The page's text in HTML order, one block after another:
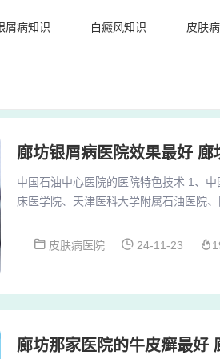
屑病知识 白癜风知识 皮肤
廊坊银屑病医院效果最好
中国石油中心医院的医院特色技术 1、
床医学院、天津医科大学附属石油医院
健、职业卫生和健康管理于一体的大型
皮肤病医院 24-11-23
廊坊那家医院的牛皮癣最好